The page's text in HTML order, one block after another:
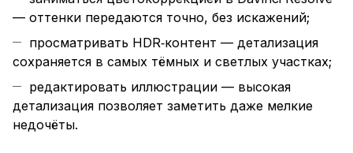
— оттенки передаются точно, без искажений;
просматривать HDR‑контент — детализация
сохраняется в самых тёмных и светлых участках;
редактировать иллюстрации — высокая
детализация позволяет заметить даже мелкие
недочёты.